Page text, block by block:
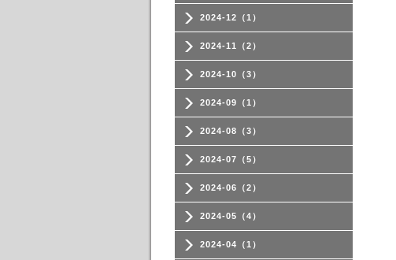
2024-12（1）
2024-11（2）
2024-10（3）
2024-09（1）
2024-08（3）
2024-07（5）
2024-06（2）
2024-05（4）
2024-04（1）